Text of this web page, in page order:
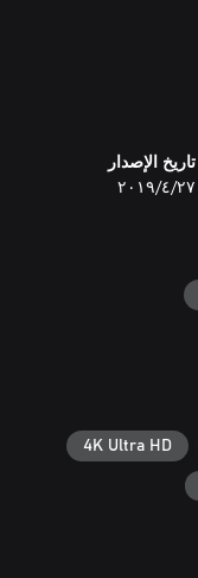
As well as
three Variants;
outfits and even
numbers 25
تاريخ الإصدار
٢٧‏/٤‏/٢٠١٩
4K Ultra HD